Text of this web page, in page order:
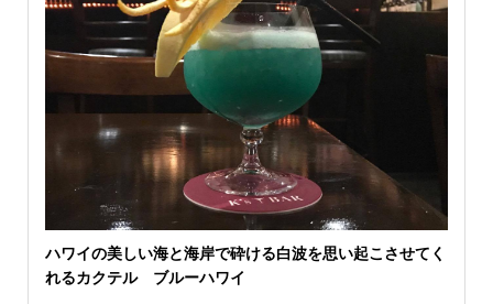
ハワイの美しい海と海岸で砕ける白波を思い起こさせてく
れるカクテル ブルーハワイ